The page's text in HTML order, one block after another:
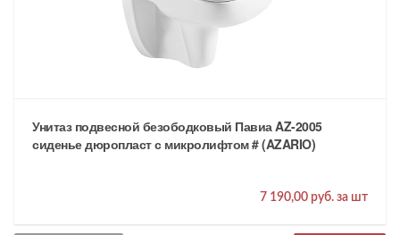
Унитаз подвесной безободковый Павиа AZ-2005
сиденье дюропласт с микролифтом # (AZARIO)
7 190,00 руб. за шт